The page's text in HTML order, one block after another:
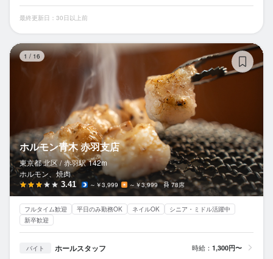
最終更新日：30日以上前
1 / 16
ホルモン青木 赤羽支店
東京都 北区 / 赤羽駅 142m
ホルモン、焼肉
3.41 ～￥3,999 ～￥3,999 78席
フルタイム歓迎 平日のみ勤務OK ネイルOK
シニア・ミドル活躍中
新卒歓迎
バイト ホールスタッフ 時給： 1,300円〜